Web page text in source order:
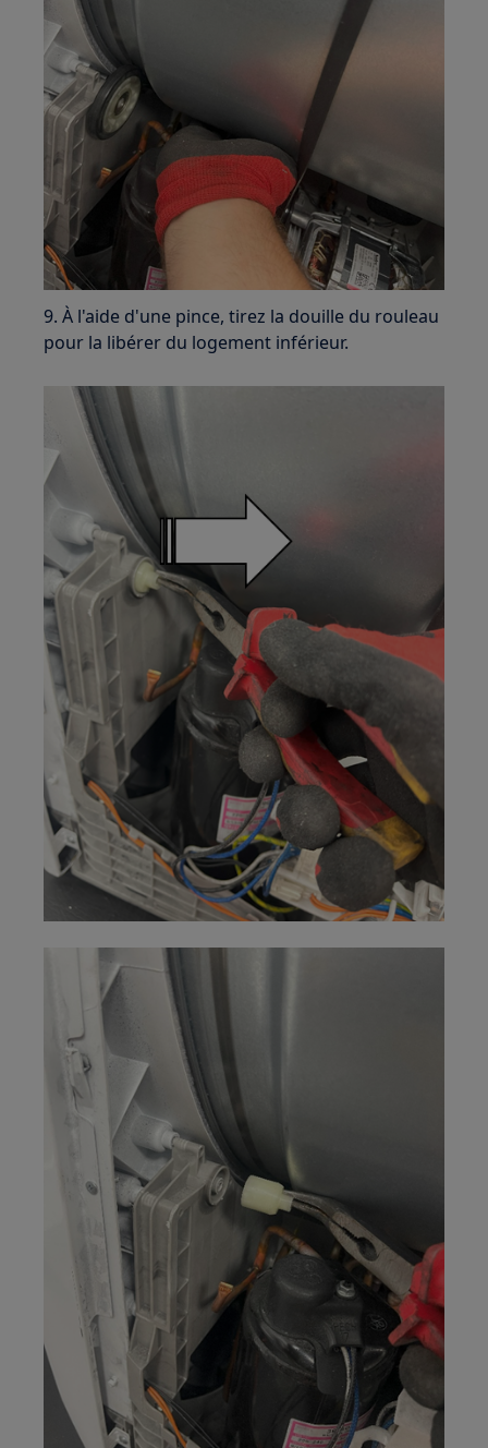
9. À l'aide d'une pince, tirez la douille du rouleau
pour la libérer du logement inférieur.